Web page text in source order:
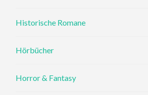
Historische Romane
Hörbücher
Horror & Fantasy